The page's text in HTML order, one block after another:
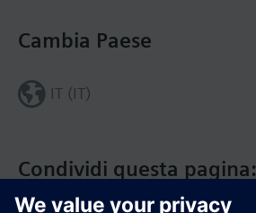
Condividi questa pagina:
Cambia Paese
IT (IT)